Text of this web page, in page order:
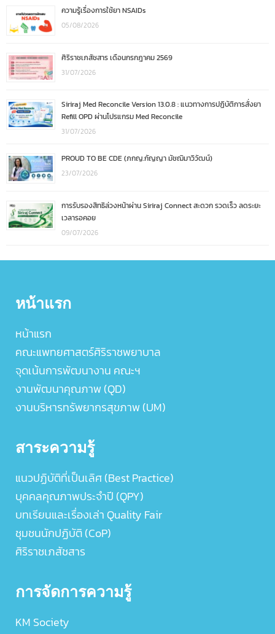
ความรู้เรื่องการใช้ยา NSAIDs
05/08/2026
ศิริราชเภสัชสาร เดือนกรกฎาคม 2569
31/07/2026
Siriraj Med Reconcile Version 13.0.8 : แนวทางการปฏิบัติการสั่งยา
Refill OPD ผ่านโปรแกรม Med Reconcile
31/07/2026
PROUD TO BE CDE (ภกญ.กัญญา มัชฌิมาวิวัฒน์)
23/07/2026
การรับรองสิทธิล่วงหน้าผ่าน Siriraj Connect สะดวก รวดเร็ว ลดระยะ
เวลารอคอย
09/07/2026
หน้าแรก
หน้าแรก
คณะแพทยศาสตร์ศิริราชพยาบาล
จุดเน้นการพัฒนางาน คณะฯ
งานพัฒนาคุณภาพ (QD)
งานบริหารทรัพยากรสุขภาพ (UM)
สาระความรู้
แนวปฏิบัติที่เป็นเลิศ (Best Practice)
บุคคลคุณภาพประจำปี (QPY)
บทเรียนและเรื่องเล่า Quality Fair
ชุมชนนักปฏิบัติ (CoP)
ศิริราชเภสัชสาร
การจัดการความรู้
KM Society